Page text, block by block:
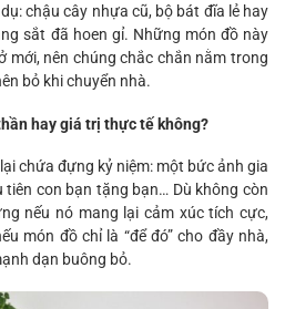
chậu cây nhựa cũ, bộ bát đĩa lẻ hay
sắt đã hoen gỉ. Những món đồ này
mới, nên chúng chắc chắn nằm trong
bỏ khi chuyển nhà.
hay giá trị thực tế không?
chứa đựng kỷ niệm: một bức ảnh gia
con bạn tặng bạn… Dù không còn
nếu nó mang lại cảm xúc tích cực,
món đồ chỉ là “để đó” cho đầy nhà,
dạn buông bỏ.